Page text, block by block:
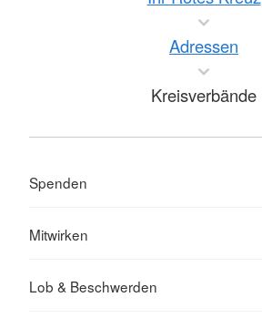
Adressen
Kreisverbände
Spenden
Mitwirken
Lob & Beschwerden